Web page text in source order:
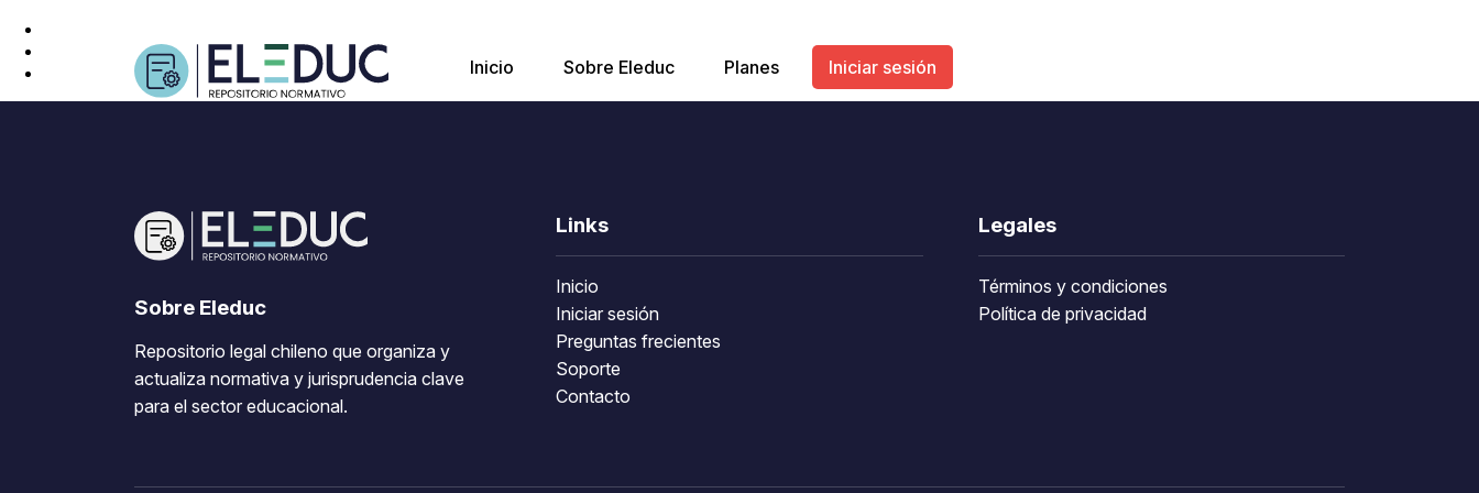
Inicio Sobre Eleduc Planes Iniciar sesión
Sobre Eleduc
Repositorio legal chileno que organiza y
actualiza normativa y jurisprudencia clave
para el sector educacional.
Links
Inicio
Iniciar sesión
Preguntas frecientes
Soporte
Contacto
Legales
Términos y condiciones
Política de privacidad